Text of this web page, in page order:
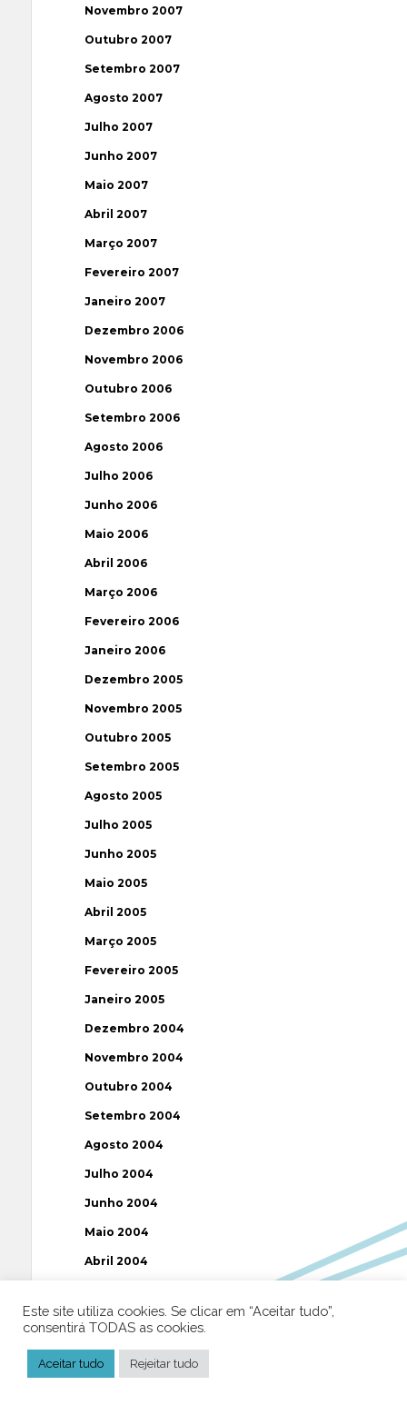
Novembro 2007
Outubro 2007
Setembro 2007
Agosto 2007
Julho 2007
Junho 2007
Maio 2007
Abril 2007
Março 2007
Fevereiro 2007
Janeiro 2007
Dezembro 2006
Novembro 2006
Outubro 2006
Setembro 2006
Agosto 2006
Julho 2006
Junho 2006
Maio 2006
Abril 2006
Março 2006
Fevereiro 2006
Janeiro 2006
Dezembro 2005
Novembro 2005
Outubro 2005
Setembro 2005
Agosto 2005
Julho 2005
Junho 2005
Maio 2005
Abril 2005
Março 2005
Fevereiro 2005
Janeiro 2005
Dezembro 2004
Novembro 2004
Outubro 2004
Setembro 2004
Agosto 2004
Julho 2004
Junho 2004
Maio 2004
Abril 2004
Fevereiro 2004
Janeiro 2004
Dezembro 2003
Este site utiliza cookies. Se clicar em “Aceitar tudo”,
consentirá TODAS as cookies.
Aceitar tudo Rejeitar tudo